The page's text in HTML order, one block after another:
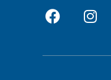
F
a
e
I
n
t